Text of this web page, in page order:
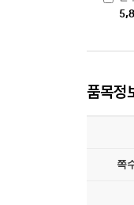
품목정
쪽